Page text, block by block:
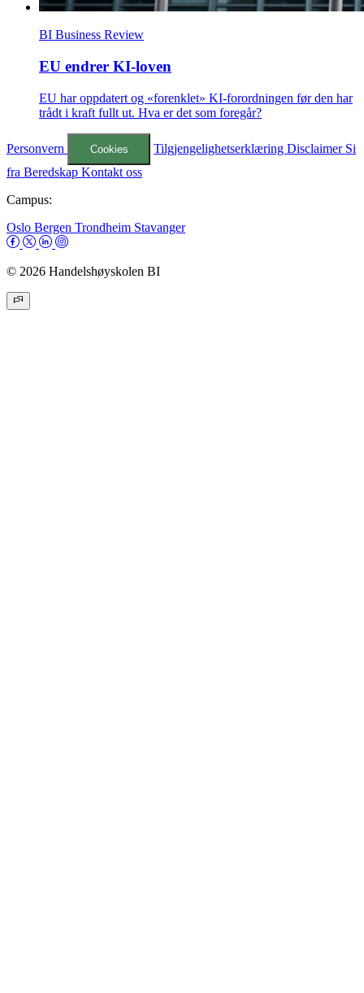
BI Business Review
EU endrer KI-loven
EU har oppdatert og «forenklet» KI-forordningen før den har
trådt i kraft fullt ut. Hva er det som foregår?
Personvern Cookies TilgjengelighetserklæringDisclaimer Si
fra Beredskap Kontakt oss
Campus:
Oslo Bergen Trondheim Stavanger
© 2026 Handelshøyskolen BI